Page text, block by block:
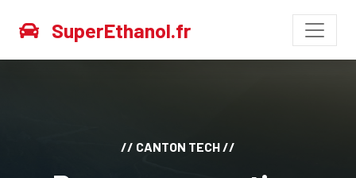
SuperEthanol.fr
// CANTON TECH //